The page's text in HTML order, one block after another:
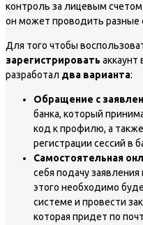
контроль за лицевым
он может проводить разные
Для того чтобы
зарегистрировать аккаунт
разработал два варианта:
Обращение с
банка, который
код к профилю, а
регистрации сессий в
Самостоятельная
себя подачу
этого необходимо
системе и провести
которая придет по